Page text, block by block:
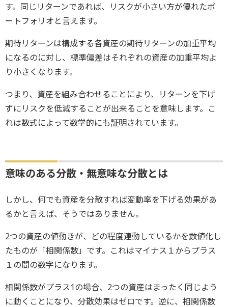
す。同じリターンであれば、リスクが小さい方が優れたポ
ートフォリオと言えます。
期待リターンは構成する各資産の期待リターンの加重平均
になるのに対し、標準偏差はそれぞれの資産の加重平均よ
り小さくなります。
つまり、資産を組み合わせることにより、リターンを下げ
ずにリスクを低減することが出来ることを意味します。こ
れは数式によって数学的にも証明されています。
意味のある分散・無意味な分散とは
しかし、何でも資産を分散すれば変動率を下げる効果があ
るかと言えば、そうではありません。
2つの資産の値動きが、どの程度連動しているかを数値化し
たものが「相関係数」です。これはマイナス１からプラス
１の間の数字になります。
相関係数がプラス1の場合、2つの資産はまったく同じよう
に動くことになり、分散効果はゼロです。逆に、相関係数